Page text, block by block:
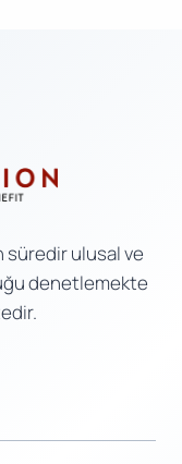
süredir ulusal ve
denetlemekte